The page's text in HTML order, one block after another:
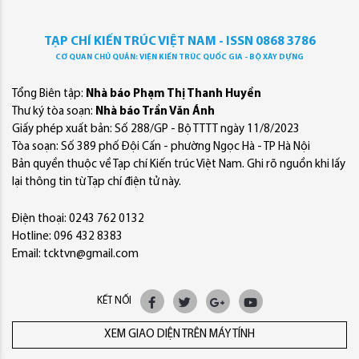
TẠP CHÍ KIẾN TRÚC VIỆT NAM - ISSN 0868 3786
CƠ QUAN CHỦ QUẢN: VIỆN KIẾN TRÚC QUỐC GIA - BỘ XÂY DỰNG
Tổng Biên tập: Nhà báo Phạm Thị Thanh Huyền
Thư ký tòa soạn: Nhà báo Trần Văn Ánh
Giấy phép xuất bản: Số 288/GP - Bộ TTTT ngày 11/8/2023
Tòa soạn: Số 389 phố Đội Cấn - phường Ngọc Hà - TP Hà Nội
Bản quyền thuộc về Tạp chí Kiến trúc Việt Nam. Ghi rõ nguồn khi lấy
lại thông tin từ Tạp chí điện tử này.
Điện thoại: 0243 762 0132
Hotline: 096 432 8383
Email: tcktvn@gmail.com
KẾT NỐI
XEM GIAO DIỆN TRÊN MÁY TÍNH